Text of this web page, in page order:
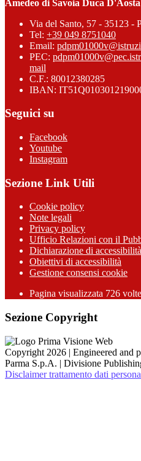
Amedeo di Savoia Duca D'Aosta
Via del Santo, 57 - 35123 -
Tel: +39 049 8751040
Email:
PEC:
mail
C.F.: 80012380285
IBAN:
Seguici su
Facebook
Youtube
Instagram
Sezione Link Utili
Cookie policy
Note legali
Privacy policy
Ufficio Relazioni con il
Dichiarazione di accessibilità
Obiettivi di accessibilità
Gestione consensi cookie
Pagina visualizzata 726 volte
Sezione Copyright
Copyright 2026 | Engineered and
Parma S.p.A. | Divisione
Disclaimer trattamento dati